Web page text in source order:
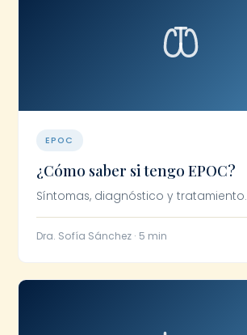
EPOC
¿Cómo saber si tengo EPOC?
Síntomas, diagnóstico y tratamiento.
Dra. Sofía Sánchez · 5 min